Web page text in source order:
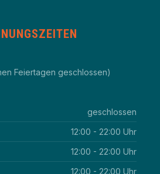
Feiertagen geschlossen)
geschlossen
12:00 - 22:00 Uhr
12:00 - 22:00 Uhr
12:00 - 22:00 Uhr